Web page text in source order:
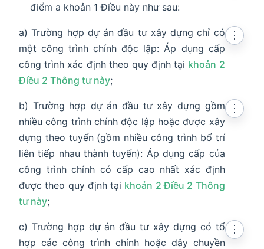
điểm a khoản 1 Điều này như sau:
a) Trường hợp dự án đầu tư xây dựng chỉ có
một công trình chính độc lập: Áp dụng cấp
công trình xác định theo quy định tại khoản 2
Điều 2 Thông tư này;
⋮
b) Trường hợp dự án đầu tư xây dựng gồm
nhiều công trình chính độc lập hoặc được xây
dựng theo tuyến (gồm nhiều công trình bố trí
liên tiếp nhau thành tuyến): Áp dụng cấp của
công trình chính có cấp cao nhất xác định
được theo quy định tại khoản 2 Điều 2 Thông
tư này;
⋮
c) Trường hợp dự án đầu tư xây dựng có tổ
hợp các công trình chính hoặc dây chuyền
⋮